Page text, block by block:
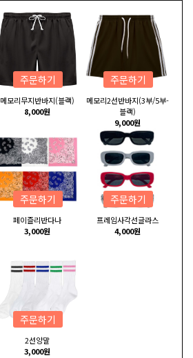
주문하기
메모리무지반바지(블랙)
8,000원
주문하기
메모리2선반바지(3부/5부-
블랙)
9,000원
주문하기
페이즐리반다나
3,000원
주문하기
프레임사각선글라스
4,000원
주문하기
2선양말
3,000원